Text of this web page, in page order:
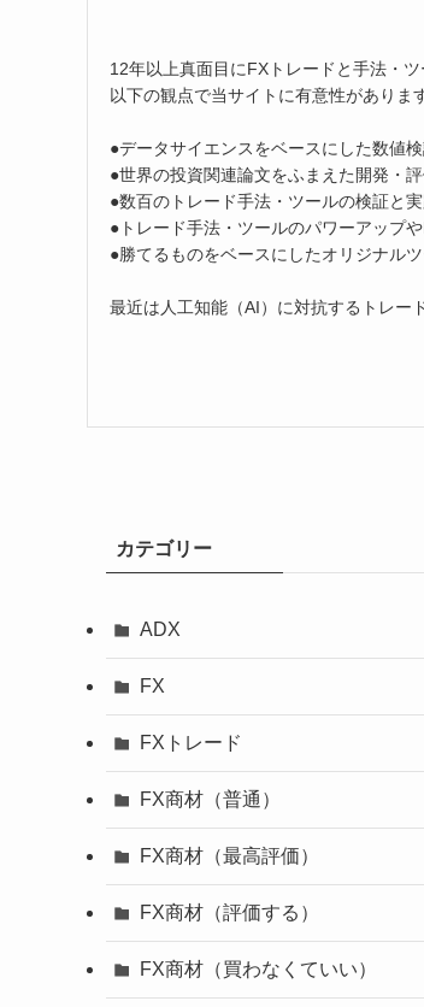
12年以上真面目にFXトレードと手法・
以下の観点で当サイトに有意性がありま
●データサイエンスをベースにした数値
●世界の投資関連論文をふまえた開発・
●数百のトレード手法・ツールの検証と
●トレード手法・ツールのパワーアップ
●勝てるものをベースにしたオリジナル
最近は人工知能（AI）に対抗するトレー
カテゴリー
ADX
FX
FXトレード
FX商材（普通）
FX商材（最高評価）
FX商材（評価する）
FX商材（買わなくていい）